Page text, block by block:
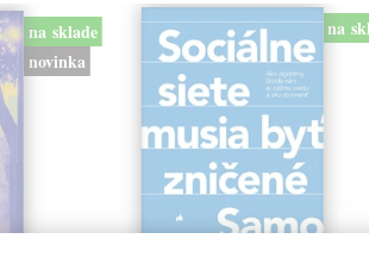
na sklade
novinka
na